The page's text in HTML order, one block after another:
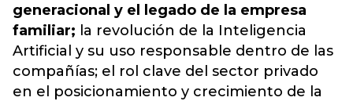
generacional y el legado de la empresa
familiar; la revolución de la Inteligencia
Artificial y su uso responsable dentro de las
compañías; el rol clave del sector privado
en el posicionamiento y crecimiento de la